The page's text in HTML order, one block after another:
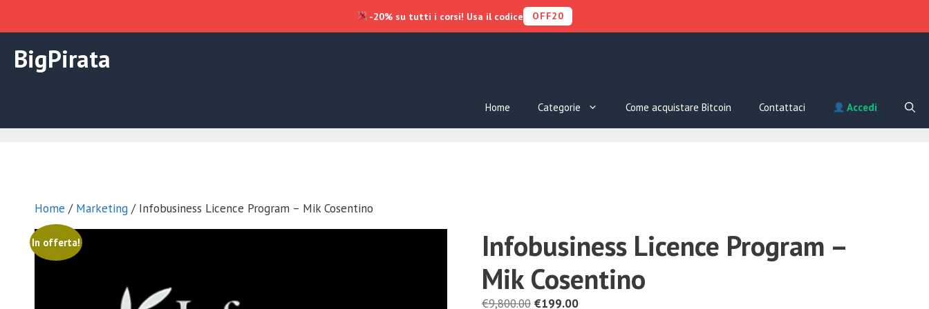
contenuto
BigPirata
Home Categorie Come acquistare Bitcoin Contattaci Accedi
Home / Marketing / Infobusiness Licence Program – Mik Cosentino
In offerta!
Infobusiness Licence Program –
Mik Cosentino
€9,800.00 Il
€199.00Il
-20% su tutti i corsi! Usa il codice OFF20